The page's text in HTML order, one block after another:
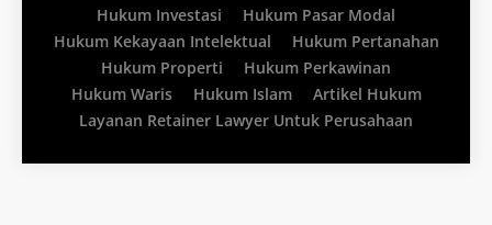
Hukum Investasi
Hukum Pasar Modal
Hukum Kekayaan Intelektual
Hukum Pertanahan
Hukum Properti
Hukum Perkawinan
Hukum Waris
Hukum Islam
Artikel Hukum
Layanan Retainer Lawyer Untuk Perusahaan